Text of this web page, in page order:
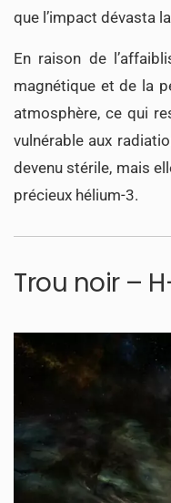
que l’impact dévasta
En raison de
magnétique et de la
atmosphère, ce qui
vulnérable aux
devenu stérile, mais
précieux hélium-3.
Trou noir –